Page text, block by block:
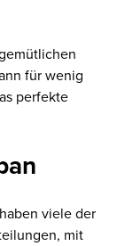
für wenig
perfekte
viele der
mit